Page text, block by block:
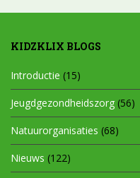
KIDZKLIX BLOGS
Introductie (15)
Jeugdgezondheidszorg (56)
Natuurorganisaties (68)
Nieuws (122)